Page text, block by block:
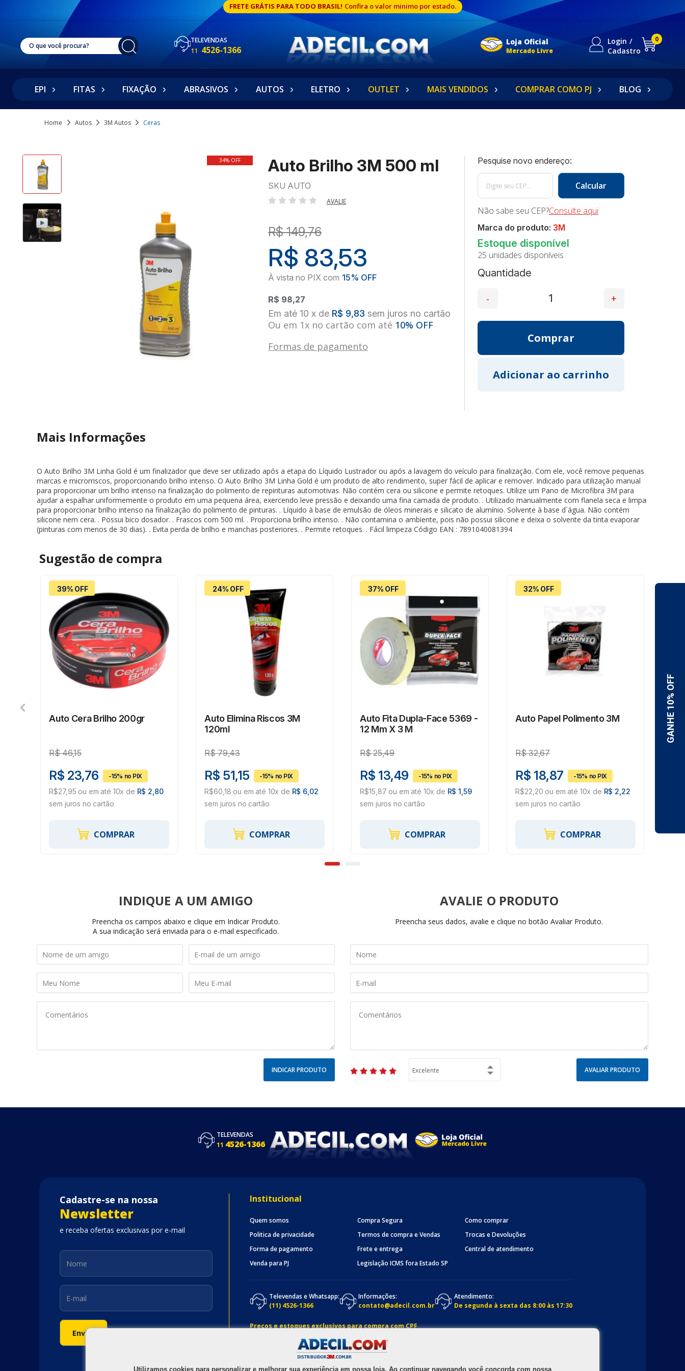
FRETE GRÁTIS PARA TODO BRASIL! Confira o valor minimo por estado.
TELEVENDAS
11 4526-1366
Loja Oficial
Mercado Livre
Login
Cadastro
0
EPI FITAS FIXAÇÃO ABRASIVOS AUTOS ELETRO OUTLET MAIS VENDIDOS COMPRAR COMO PJ BLOG
Home Autos 3M Autos Ceras
34% OFF Auto Brilho 3M 500 ml
SKU AUTO
AVALIE
R$ 149,76
R$ 98,27
R$ 83,53
10 x de R$ 9,83 sem juros no cartão
Ou em 1x no cartão com até 10% OFF
Formas de pagamento
Quantidade
Não sabe seu CEP?Consulte aqui
25 unidades disponíveis
Marca do produto: 3M
Mais Informações
O Auto Brilho 3M Linha Gold é um finalizador que deve ser utilizado após a etapa do Líquido Lustrador ou após a lavagem do veículo para finalização. Com ele, você remove pequenas
marcas e microrriscos, proporcionando brilho intenso. O Auto Brilho 3M Linha Gold é um produto de alto rendimento, super fácil de aplicar e remover. Indicado para utilização manual
para proporcionar um brilho intenso na finalização do polimento de repinturas automotivas. Não contém cera ou silicone e permite retoques. Utilize um Pano de Microfibra 3M para
ajudar a espalhar uniformemente o produto em uma pequena área, exercendo leve pressão e deixando uma fina camada de produto. . Utilizado manualmente com flanela seca e limpa
para proporcionar brilho intenso na finalização do polimento de pinturas. . Líquido à base de emulsão de óleos minerais e silicato de alumínio. Solvente à base d´água. Não contém
silicone nem cera. . Possui bico dosador. . Frascos com 500 ml. . Proporciona brilho intenso. . Não contamina o ambiente, pois não possui silicone e deixa o solvente da tinta evaporar
(pinturas com menos de 30 dias). . Evita perda de brilho e manchas posteriores. . Permite retoques. . Fácil limpeza Código EAN : 7891040081394
Sugestão de compra
39% OFF
Auto Cera Brilho 200gr
R$46,15
R$ 23,76
R$27,95 ou em até 10x de R$ 2,80
sem juros no cartão
COMPRAR
24% OFF
Auto Elimina Riscos 3M
120ml
R$79,43
R$ 51,15
R$60,18 ou em até 10x de R$ 6,02
sem juros no cartão
COMPRAR
37% OFF
Auto Fita Dupla-Face 5369 -
12 Mm X 3 M
R$25,49
R$ 13,49
R$15,87 ou em até 10x de R$ 1,59
sem juros no cartão
COMPRAR
32% OFF
Auto Papel Polimento 3M
R$32,67
R$ 18,87
R$22,20 ou em até 10x de R$ 2,22
sem juros no cartão
COMPRAR
INDIQUE
Preencha os campos abaixo e clique em Indicar Produto.
A sua indicação será enviada para o e-mail especificado.
INDICAR PRODUTO
AVALIE
Preencha seus dados, avalie e clique no botão Avaliar Produto.
AVALIAR PRODUTO
Utilizamos cookies para personalizar e melhorar sua experiência em nossa loja. Ao continuar navegando você concorda com nossa
TELEVENDAS
11 4526-1366
Cadastre-se na nossa
Newsletter
e receba ofertas exclusivas por e-mail
Institucional
Quem somos Compra Segura
Como comprar
Politica de privacidade
Termos de compra e Vendas
Trocas e Devoluções
Forma de pagamento
Frete e entrega
Central de atendimento
Venda para PJ
Legislação ICMS fora Estado SP
Televendas e Whatsapp:
(11) 4526-1366
Informações:
contato@adecil.com.br
Atendimento:
De segunda à sexta das 8:00 às 17:30
Preços e estoques exclusivos para compra com CPF